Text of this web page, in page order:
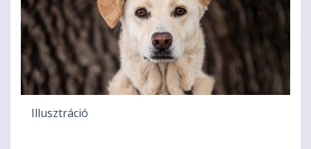
Illusztráció